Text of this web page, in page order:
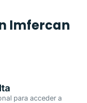
Imfercan
para acceder a